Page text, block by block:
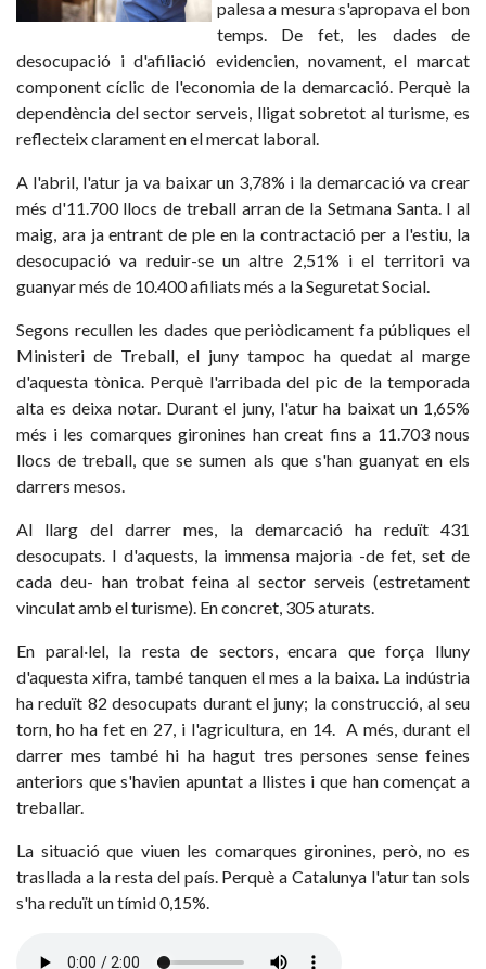
palesa a mesura s'apropava el bon
temps. De fet, les dades de
desocupació i d'afiliació evidencien, novament, el marcat
component cíclic de l'economia de la demarcació. Perquè la
dependència del sector serveis, lligat sobretot al turisme, es
reflecteix clarament en el mercat laboral.
A l'abril, l'atur ja va baixar un 3,78% i la demarcació va crear
més d'11.700 llocs de treball arran de la Setmana Santa. I al
maig, ara ja entrant de ple en la contractació per a l'estiu, la
desocupació va reduir-se un altre 2,51% i el territori va
guanyar més de 10.400 afiliats més a la Seguretat Social.
Segons recullen les dades que periòdicament fa públiques el
Ministeri de Treball, el juny tampoc ha quedat al marge
d'aquesta tònica. Perquè l'arribada del pic de la temporada
alta es deixa notar. Durant el juny, l'atur ha baixat un 1,65%
més i les comarques gironines han creat fins a 11.703 nous
llocs de treball, que se sumen als que s'han guanyat en els
darrers mesos.
Al llarg del darrer mes, la demarcació ha reduït 431
desocupats. I d'aquests, la immensa majoria -de fet, set de
cada deu- han trobat feina al sector serveis (estretament
vinculat amb el turisme). En concret, 305 aturats.
En paral·lel, la resta de sectors, encara que força lluny
d'aquesta xifra, també tanquen el mes a la baixa. La indústria
ha reduït 82 desocupats durant el juny; la construcció, al seu
torn, ho ha fet en 27, i l'agricultura, en 14. A més, durant el
darrer mes també hi ha hagut tres persones sense feines
anteriors que s'havien apuntat a llistes i que han començat a
treballar.
La situació que viuen les comarques gironines, però, no es
trasllada a la resta del país. Perquè a Catalunya l'atur tan sols
s'ha reduït un tímid 0,15%.